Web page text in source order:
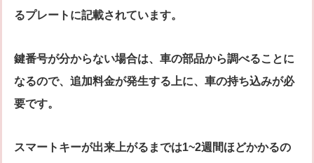
るプレートに記載されています。
鍵番号が分からない場合は、車の部品から調べることに
なるので、追加料金が発生する上に、車の持ち込みが必
要です。
スマートキーが出来上がるまでは1~2週間ほどかかるの